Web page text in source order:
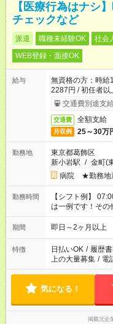
【医療行為はナシ
チェックなど
派遣 職種未経験OK 社会
WEB登録・面接OK
給与
無資格の方：時給
2287円 / 初任者
交通費別途支
交通費 全額支給
月収例 25～30万
勤務地
東京都葛飾区
新小岩駅 / 金町(
病院 ★勤務地
勤務時間
【シフト例】
は一例です！その
期間 即日～2ヶ月以上
特徴 日払いOK / 履歴
上の大量募集 / 電
気になる！
掲載元企